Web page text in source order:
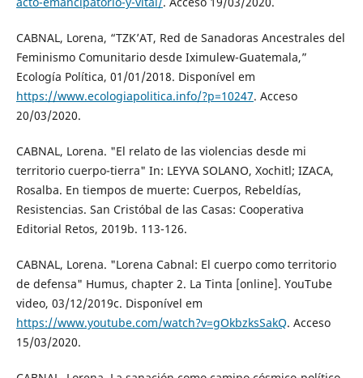
CABNAL, Lorena, “TZK’AT, Red de Sanadoras Ancestrales del
Feminismo Comunitario desde Iximulew-Guatemala,”
Ecología Política, 01/01/2018. Disponível em
https://www.ecologiapolitica.info/?p=10247. Acceso
20/03/2020.
CABNAL, Lorena. "El relato de las violencias desde mi
territorio cuerpo-tierra" In: LEYVA SOLANO, Xochitl; IZACA,
Rosalba. En tiempos de muerte: Cuerpos, Rebeldías,
Resistencias. San Cristóbal de las Casas: Cooperativa
Editorial Retos, 2019b. 113-126.
CABNAL, Lorena. "Lorena Cabnal: El cuerpo como territorio
de defensa" Humus, chapter 2. La Tinta [online]. YouTube
video, 03/12/2019c. Disponível em
https://www.youtube.com/watch?v=gOkbzksSakQ. Acceso
15/03/2020.